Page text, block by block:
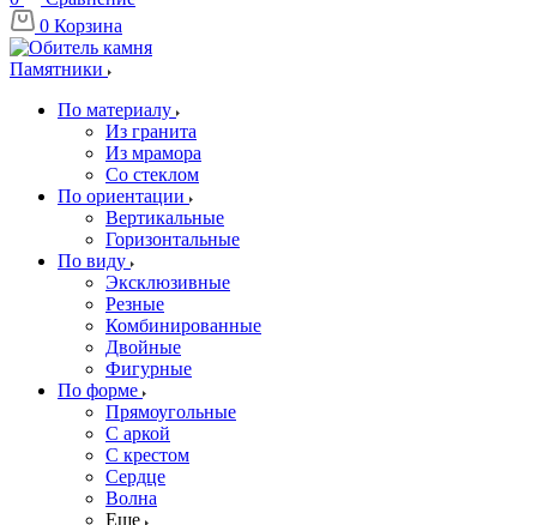
0 Корзина
Памятники
По материалу
Из гранита
Из мрамора
Со стеклом
По ориентации
Вертикальные
Горизонтальные
По виду
Эксклюзивные
Резные
Комбинированные
Двойные
Фигурные
По форме
Прямоугольные
С аркой
С крестом
Сердце
Волна
Еще